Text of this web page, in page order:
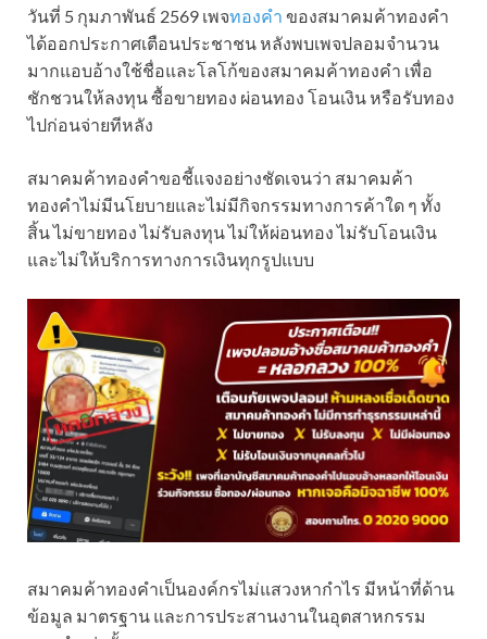
วันที่ 5 กุมภาพันธ์ 2569 เพจทองคำ ของสมาคมค้าทองคำ
ได้ออกประกาศเตือนประชาชน หลังพบเพจปลอมจำนวน
มากแอบอ้างใช้ชื่อและโลโก้ของสมาคมค้าทองคำ เพื่อ
ชักชวนให้ลงทุน ซื้อขายทอง ผ่อนทอง โอนเงิน หรือรับทอง
ไปก่อนจ่ายทีหลัง
สมาคมค้าทองคำขอชี้แจงอย่างชัดเจนว่า สมาคมค้า
ทองคำไม่มีนโยบายและไม่มีกิจกรรมทางการค้าใด ๆ ทั้ง
สิ้น ไม่ขายทอง ไม่รับลงทุน ไม่ให้ผ่อนทอง ไม่รับโอนเงิน
และไม่ให้บริการทางการเงินทุกรูปแบบ
สมาคมค้าทองคำเป็นองค์กรไม่แสวงหากำไร มีหน้าที่ด้าน
ข้อมูล มาตรฐาน และการประสานงานในอุตสาหกรรม